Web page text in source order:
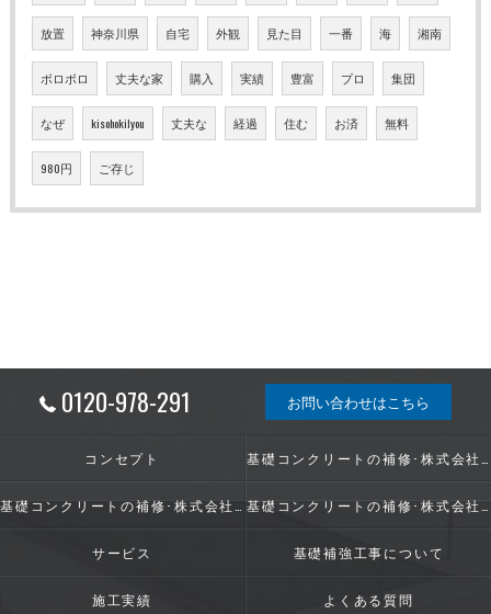
放置 神奈川県 自宅 外観 見た目 一番 海 湘南
ボロボロ 丈夫な家 購入 実績 豊富 プロ 集団
なぜ kisohokilyou 丈夫な 経過 住む お済 無料
980円 ご存じ
0120-978-291 お問い合わせはこちら
コンセプト
サービス 基礎補強工事について
施工実績 よくある質問